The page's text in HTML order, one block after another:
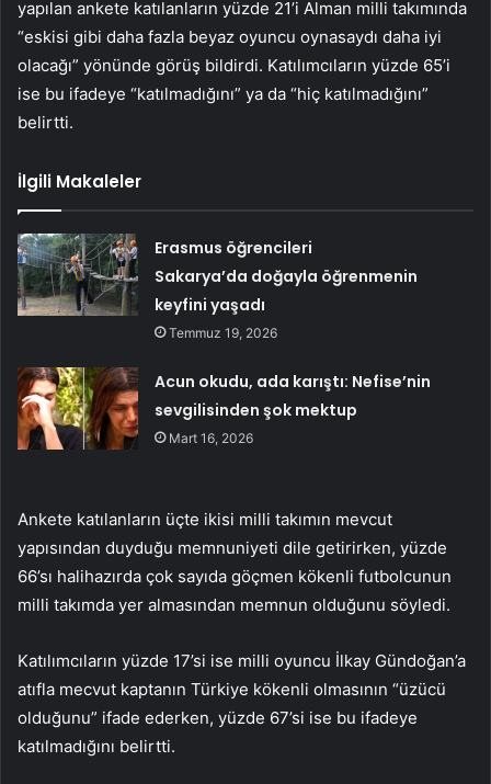
yapılan ankete katılanların yüzde 21’i Alman milli takımında
“eskisi gibi daha fazla beyaz oyuncu oynasaydı daha iyi
olacağı” yönünde görüş bildirdi. Katılımcıların yüzde 65’i
ise bu ifadeye “katılmadığını” ya da “hiç katılmadığını”
belirtti.
İlgili Makaleler
Erasmus öğrencileri
Sakarya’da doğayla öğrenmenin
keyfini yaşadı
Temmuz 19, 2026
Acun okudu, ada karıştı: Nefise’nin
sevgilisinden şok mektup
Mart 16, 2026
Ankete katılanların üçte ikisi milli takımın mevcut
yapısından duyduğu memnuniyeti dile getirirken, yüzde
66’sı halihazırda çok sayıda göçmen kökenli futbolcunun
milli takımda yer almasından memnun olduğunu söyledi.
Katılımcıların yüzde 17’si ise milli oyuncu İlkay Gündoğan’a
atıfla mecvut kaptanın Türkiye kökenli olmasının “üzücü
olduğunu” ifade ederken, yüzde 67’si ise bu ifadeye
katılmadığını belirtti.